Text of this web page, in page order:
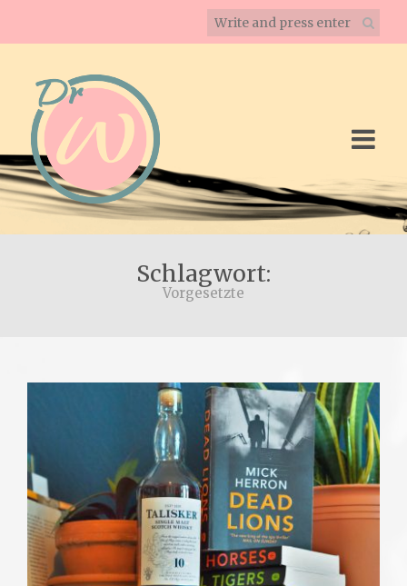
Schlagwort:
Vorgesetzte